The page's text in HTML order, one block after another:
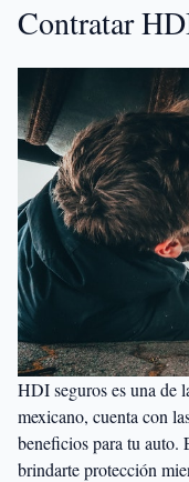
Contratar
HDI seguros es una de
mexicano, cuenta con
beneficios para tu auto.
brindarte protección